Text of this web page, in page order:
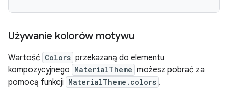
Używanie kolorów motywu
Wartość Colors przekazaną do elementu
kompozycyjnego MaterialTheme możesz pobrać za
pomocą funkcji MaterialTheme.colors .